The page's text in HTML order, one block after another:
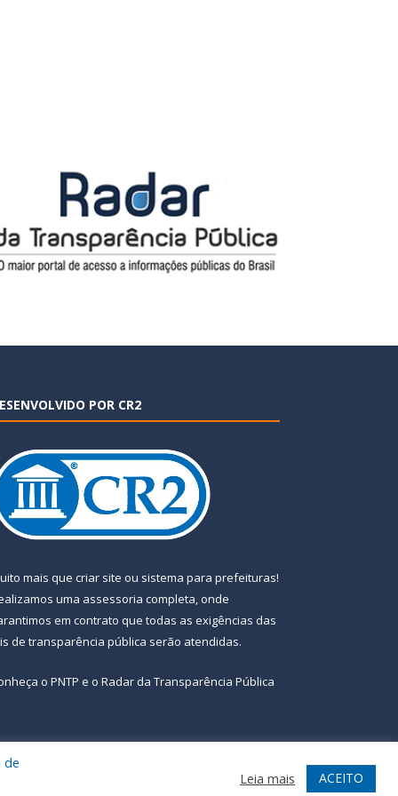
POR CR2
mais que criar site ou sistema para prefeituras!
uma assessoria completa, onde
em contrato que todas as exigências das
de transparência pública serão atendidas.
o PNTP e o Radar da Transparência Pública
Acessar Webmail
de
Leia mais ACEITO